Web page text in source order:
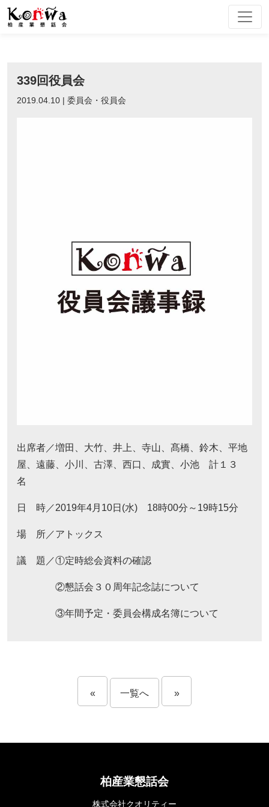
Skip
339回役員会
2019.04.10 | 委員会・役員会
出席者／増田、大竹、井上、寺山、髙橋、鈴木、平地
屋、遠藤、小川、古澤、西口、成實、小池 計１３
名
日 時／2019年4月10日(水) 18時00分～19時15分
場 所／アトックス
議 題／①定時総会資料の確認
②懇話会３０周年記念誌について
③年間予定・委員会構成名簿について
« 一覧へ »
柏産業懇話会
株式会社クオリティー